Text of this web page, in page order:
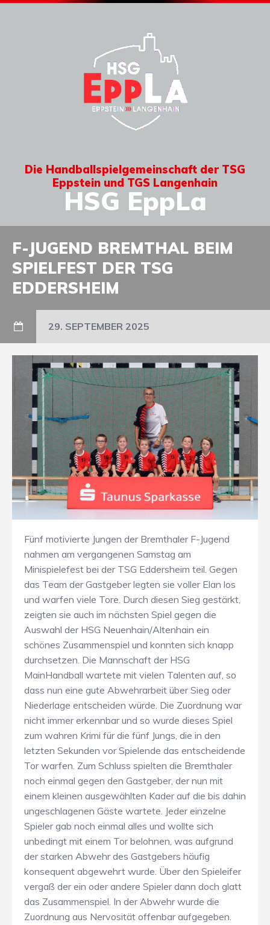
Die Handballspielgemeinschaft der TSG
Eppstein und TGS Langenhain
HSG EppLa
F-JUGEND BREMTHAL BEIM
SPIELFEST DER TSG
EDDERSHEIM
29. SEPTEMBER 2025
Fünf motivierte Jungen der Bremthaler F-Jugend
nahmen am vergangenen Samstag am
Minispielefest bei der TSG Eddersheim teil. Gegen
das Team der Gastgeber legten sie voller Elan los
und warfen viele Tore. Durch diesen Sieg gestärkt,
zeigten sie auch im nächsten Spiel gegen die
Auswahl der HSG Neuenhain/Altenhain ein
schönes Zusammenspiel und konnten sich knapp
durchsetzen. Die Mannschaft der HSG
MainHandball wartete mit vielen Talenten auf, so
dass nun eine gute Abwehrarbeit über Sieg oder
Niederlage entscheiden würde. Die Zuordnung war
nicht immer erkennbar und so wurde dieses Spiel
zum wahren Krimi für die fünf Jungs, die in den
letzten Sekunden vor Spielende das entscheidende
Tor warfen. Zum Schluss spielten die Bremthaler
noch einmal gegen den Gastgeber, der nun mit
einem kleinen ausgewählten Kader auf die bis dahin
ungeschlagenen Gäste wartete. Jeder einzelne
Spieler gab noch einmal alles und wollte sich
unbedingt mit einem Tor belohnen, was aufgrund
der starken Abwehr des Gastgebers häufig
konsequent abgewehrt wurde. Über den Spieleifer
vergaß der ein oder andere Spieler dann doch glatt
das Zusammenspiel. In der Abwehr wurde die
Zuordnung aus Nervosität offenbar aufgegeben.